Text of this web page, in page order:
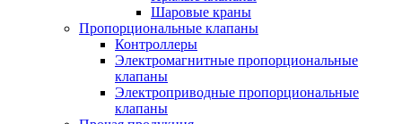
Шаровые краны
Пропорциональные клапаны
Контроллеры
Электромагнитные пропорциональные
клапаны
Электроприводные пропорциональные
клапаны